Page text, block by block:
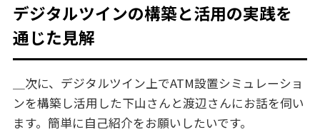
デジタルツインの構築と活用の実践を
通じた見解
＿次に、デジタルツイン上でATM設置シミュレーショ
ンを構築し活用した下山さんと渡辺さんにお話を伺い
ます。簡単に自己紹介をお願いしたいです。